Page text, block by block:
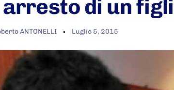
di un
ANTONELLI Luglio 5, 2015